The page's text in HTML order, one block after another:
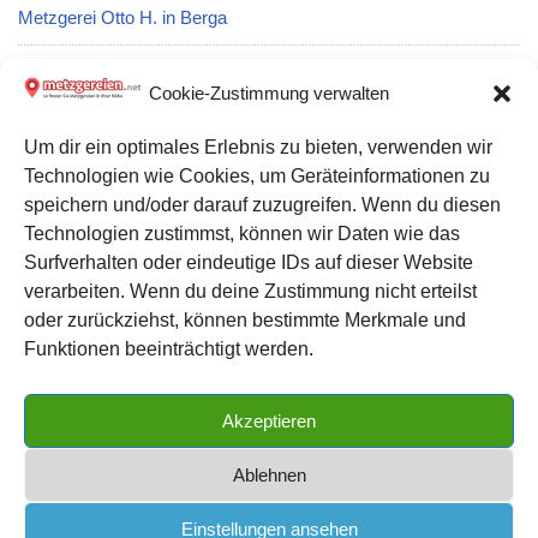
Cookie-Zustimmung verwalten
Um dir ein optimales Erlebnis zu bieten, verwenden wir
Technologien wie Cookies, um Geräteinformationen zu
speichern und/oder darauf zuzugreifen. Wenn du diesen
Technologien zustimmst, können wir Daten wie das
Surfverhalten oder eindeutige IDs auf dieser Website
verarbeiten. Wenn du deine Zustimmung nicht erteilst
oder zurückziehst, können bestimmte Merkmale und
Funktionen beeinträchtigt werden.
Akzeptieren
Ablehnen
Einstellungen ansehen
Metzgerei Otto H. in Berga
Metzgerei Rampl Gasthaus- in Neufraunhofen
Metzgerei Rals Boseckert in Coburg
Metzgerei Kamppeter S. Ohg in Lippstadt
Kontakt zu uns